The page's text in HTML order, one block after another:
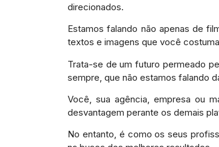
direcionados.
Estamos falando não apenas de
textos e imagens que você
Trata-se de um futuro permeado
sempre, que não estamos falando
Você, sua agência, empresa ou
desvantagem perante os demais
No entanto, é como os seus